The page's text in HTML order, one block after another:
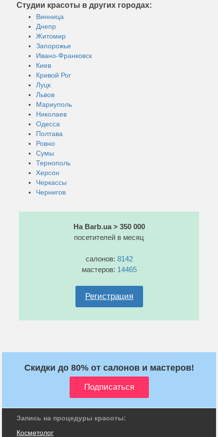
Студии красоты в других городах:
Винница
Днепр
Житомир
Запорожье
Ивано-Франковск
Киев
Кривой Рог
Луцк
Львов
Мариуполь
Николаев
Одесса
Полтава
Ровно
Сумы
Тернополь
Херсон
Черкассы
Чернигов
На Barb.ua > 350 000
посетителей в месяц
салонов: 8142
мастеров: 14465
Регистрация
Скидки до 80% от салонов и мастеров!
Запись на процедуры красоты:
Косметолог